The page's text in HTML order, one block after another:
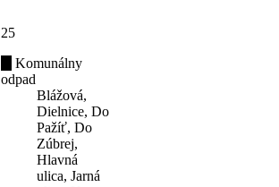
25
Komunálny
odpad
Blážová,
Dielnice, Do
Pažíť, Do
Zúbrej,
Hlavná
ulica, Jarná